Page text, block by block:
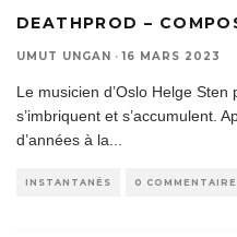
DEATHPROD –
UMUT UNGAN · 16 MARS 2023
Le musicien d’Oslo Helge
s’imbriquent et s’accumulent.
d’années à la
INSTANTANÉS 0 COMMENTAIRE